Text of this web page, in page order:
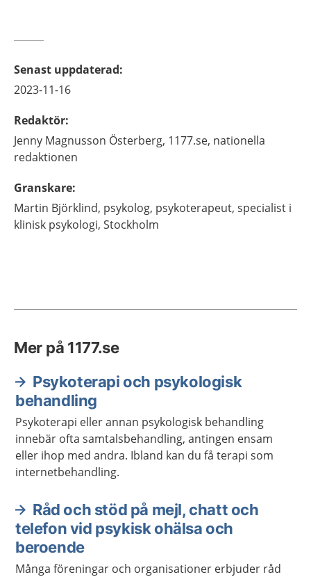
Senast uppdaterad:
2023-11-16
Redaktör:
Jenny Magnusson Österberg, 1177.se, nationella
redaktionen
Granskare:
Martin Björklind, psykolog, psykoterapeut, specialist i
klinisk psykologi, Stockholm
Mer på 1177.se
Psykoterapi och psykologisk
behandling
Psykoterapi eller annan psykologisk behandling
innebär ofta samtalsbehandling, antingen ensam
eller ihop med andra. Ibland kan du få terapi som
internetbehandling.
Råd och stöd på mejl, chatt och
telefon vid psykisk ohälsa och
beroende
Många föreningar och organisationer erbjuder råd